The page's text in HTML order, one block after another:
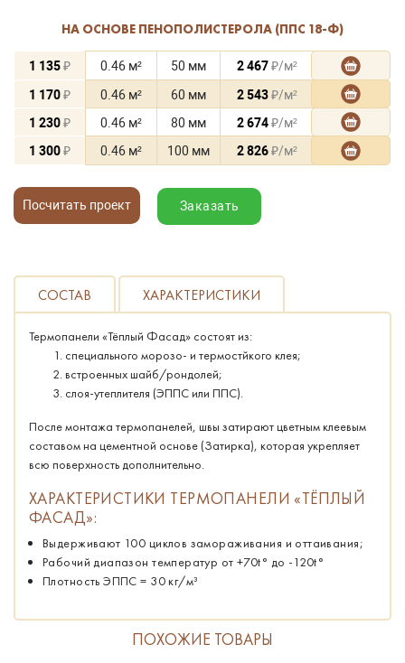
НА ОСНОВЕ ПЕНОПОЛИСТЕРОЛА (ППС 18-Ф)
1 135₽ 0.46 м² 50 мм 2 467₽/м²
1 170₽ 0.46 м² 60 мм 2 543₽/м²
1 230₽ 0.46 м² 80 мм 2 674₽/м²
1 300₽ 0.46 м² 100 мм 2 826₽/м²
Посчитать проект Заказать
СОСТАВ ХАРАКТЕРИСТИКИ
Термопанели «Тёплый Фасад» состоят из:
специального морозо- и термостйкого клея;
встроенных шайб/рондолей;
слоя-утеплителя (ЭППС или ППС).
После монтажа термопанелей, швы затирают цветным клеевым
составом на цементной основе (Затирка), которая укрепляет
всю поверхность дополнительно.
ХАРАКТЕРИСТИКИ ТЕРМОПАНЕЛИ «ТЁПЛЫЙ
ФАСАД»:
Выдерживают 100 циклов замораживания и оттаивания;
Рабочий диапазон температур от +70t° до -120t°
Плотность ЭППС = 30 кг/м³
ПОХОЖИЕ ТОВАРЫ